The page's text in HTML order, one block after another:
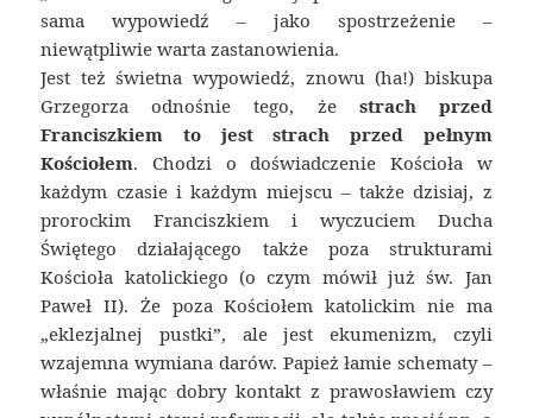
sama wypowiedź – jako spostrzeżenie –
niewątpliwie warta zastanowienia.
Jest też świetna wypowiedź, znowu (ha!) biskupa
Grzegorza odnośnie tego, że strach przed
Franciszkiem to jest strach przed pełnym
Kościołem. Chodzi o doświadczenie Kościoła w
każdym czasie i każdym miejscu – także dzisiaj, z
prorockim Franciszkiem i wyczuciem Ducha
Świętego działającego także poza strukturami
Kościoła katolickiego (o czym mówił już św. Jan
Paweł II). Że poza Kościołem katolickim nie ma
„eklezjalnej pustki”, ale jest ekumenizm, czyli
wzajemna wymiana darów. Papież łamie schematy –
właśnie mając dobry kontakt z prawosławiem czy